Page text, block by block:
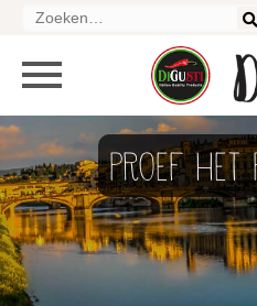
DELICATESSEN
DRANKEN
LIFESTYLE
Zoeken
PROEF HET